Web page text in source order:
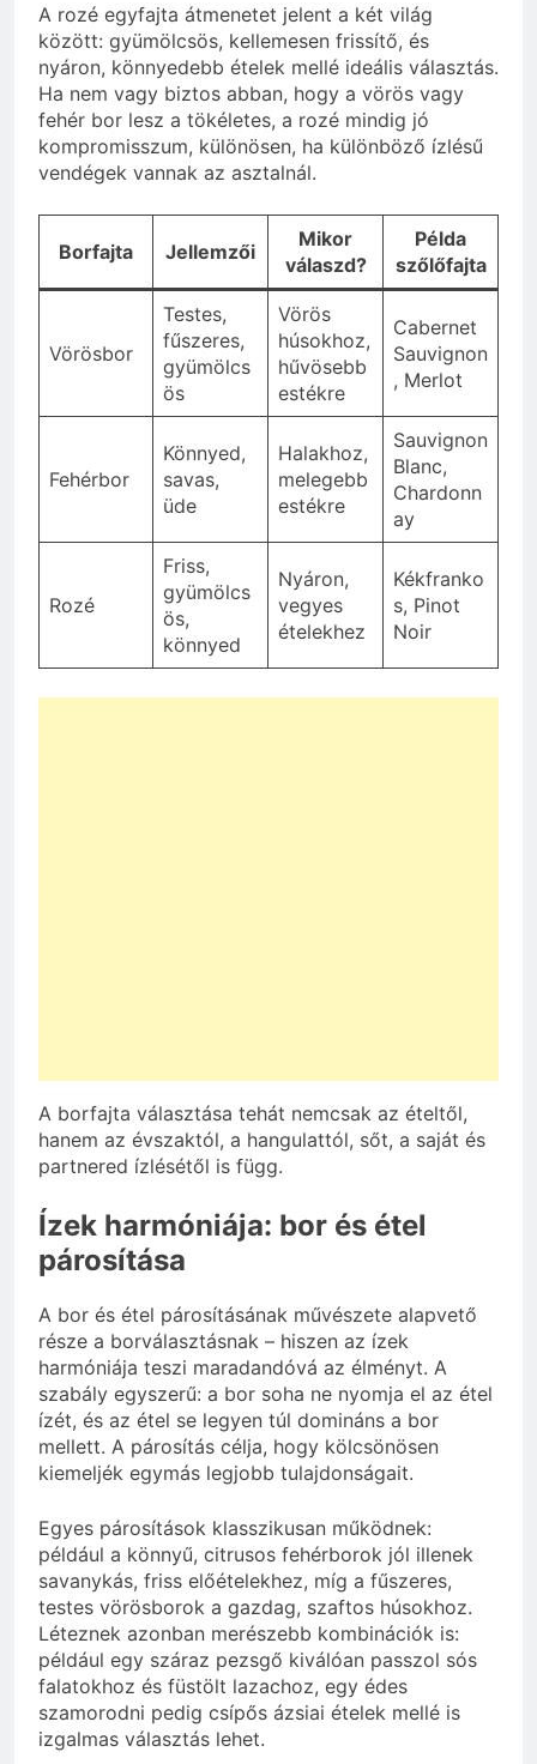
A rozé egyfajta átmenetet jelent a két világ
között: gyümölcsös, kellemesen frissítő, és
nyáron, könnyedebb ételek mellé ideális választás.
Ha nem vagy biztos abban, hogy a vörös vagy
fehér bor lesz a tökéletes, a rozé mindig jó
kompromisszum, különösen, ha különböző ízlésű
vendégek vannak az asztalnál.
Borfajta Jellemzői
Mikor
válaszd?
Példa
szőlőfajta
Vörösbor
Testes,
fűszeres,
gyümölcs
ös
Vörös
húsokhoz,
hűvösebb
estékre
Cabernet
Sauvignon
, Merlot
Fehérbor
Könnyed,
savas,
üde
Halakhoz,
melegebb
estékre
Sauvignon
Blanc,
Chardonn
ay
Rozé
Friss,
gyümölcs
ös,
könnyed
Nyáron,
vegyes
ételekhez
Kékfranko
s, Pinot
Noir
A borfajta választása tehát nemcsak az ételtől,
hanem az évszaktól, a hangulattól, sőt, a saját és
partnered ízlésétől is függ.
Ízek harmóniája: bor és étel
párosítása
A bor és étel párosításának művészete alapvető
része a borválasztásnak – hiszen az ízek
harmóniája teszi maradandóvá az élményt. A
szabály egyszerű: a bor soha ne nyomja el az étel
ízét, és az étel se legyen túl domináns a bor
mellett. A párosítás célja, hogy kölcsönösen
kiemeljék egymás legjobb tulajdonságait.
Egyes párosítások klasszikusan működnek:
például a könnyű, citrusos fehérborok jól illenek
savanykás, friss előételekhez, míg a fűszeres,
testes vörösborok a gazdag, szaftos húsokhoz.
Léteznek azonban merészebb kombinációk is:
például egy száraz pezsgő kiválóan passzol sós
falatokhoz és füstölt lazachoz, egy édes
szamorodni pedig csípős ázsiai ételek mellé is
izgalmas választás lehet.